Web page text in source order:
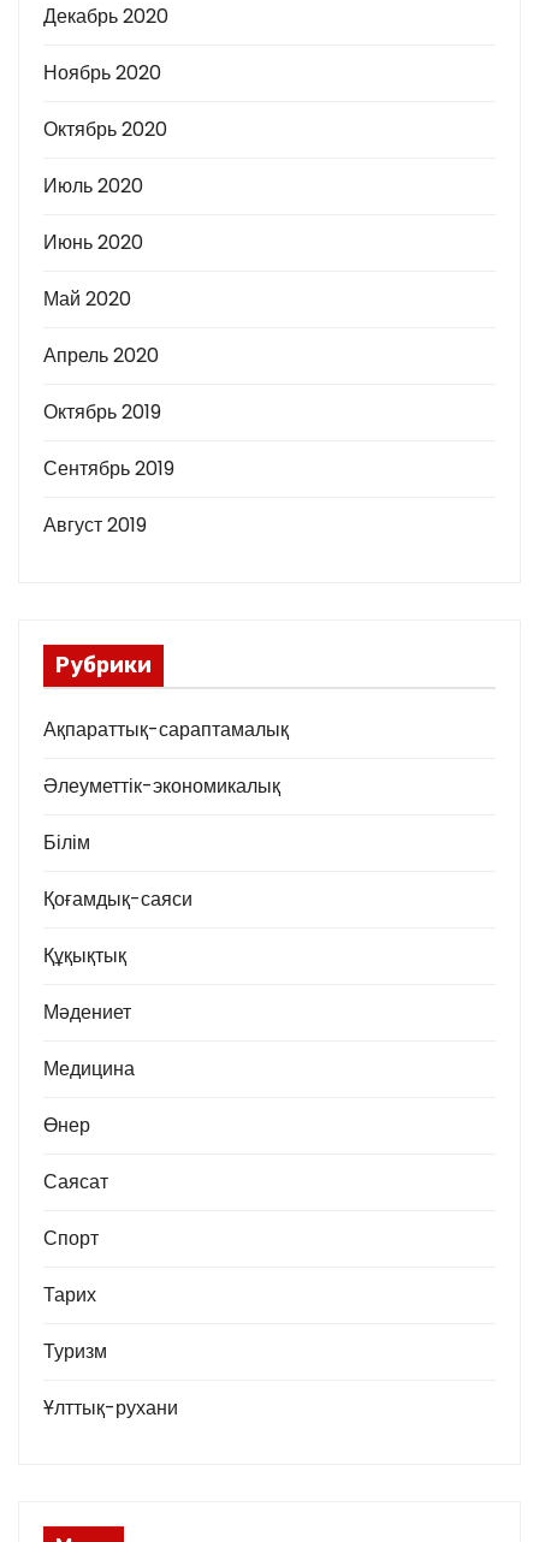
Декабрь 2020
Ноябрь 2020
Октябрь 2020
Июль 2020
Июнь 2020
Май 2020
Апрель 2020
Октябрь 2019
Сентябрь 2019
Август 2019
Рубрики
Ақпараттық-сараптамалық
Әлеуметтік-экономикалық
Білім
Қоғамдық-саяси
Құқықтық
Мәдениет
Медицина
Өнер
Саясат
Спорт
Тарих
Туризм
Ұлттық-рухани